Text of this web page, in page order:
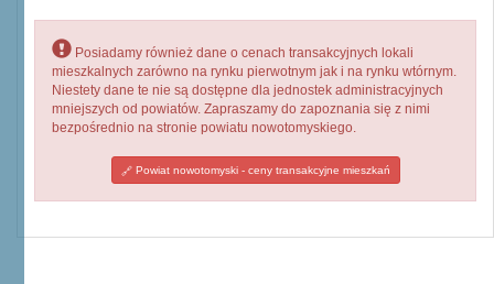
Posiadamy również dane o cenach transakcyjnych lokali
mieszkalnych zarówno na rynku pierwotnym jak i na rynku wtórnym.
Niestety dane te nie są dostępne dla jednostek administracyjnych
mniejszych od powiatów. Zapraszamy do zapoznania się z nimi
bezpośrednio na stronie powiatu nowotomyskiego.
Powiat nowotomyski - ceny transakcyjne mieszkań